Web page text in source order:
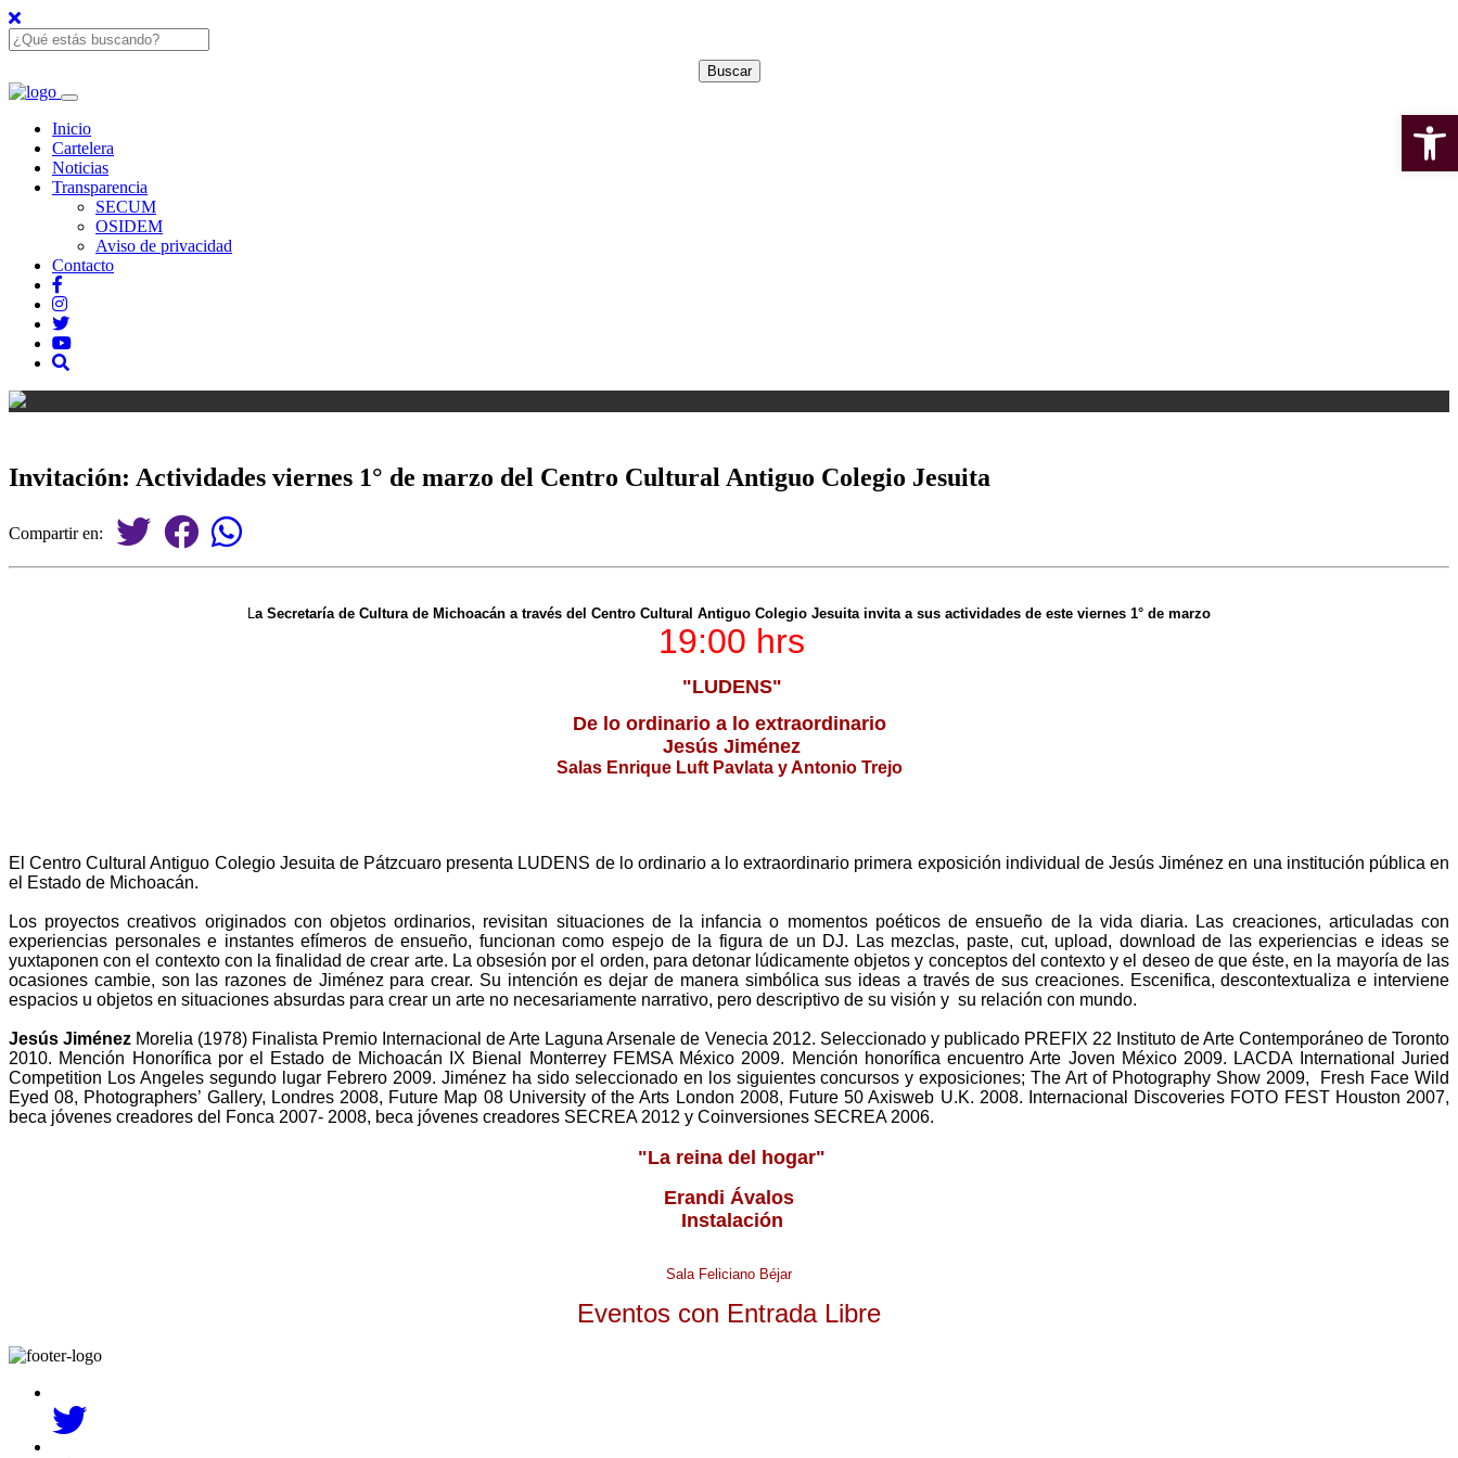
Inicio
Cartelera
Noticias
Transparencia
SECUM
OSIDEM
Aviso de privacidad
Contacto
Invitación: Actividades viernes 1° de marzo del Centro Cultural Antiguo Colegio Jesuita
Compartir en:
a Secretaría de Cultura de Michoacán a través del Centro Cultural Antiguo Colegio Jesuita invita a sus actividades de este viernes 1° de marzo
19:00 hrs
"LUDENS"
De lo ordinario a lo extraordinario
Jesús Jiménez
Salas Enrique Luft Pavlata y Antonio Trejo
El Centro Cultural Antiguo Colegio Jesuita de Pátzcuaro presenta LUDENS de lo ordinario a lo extraordinario primera exposición individual de Jesús Jiménez en una institución pública en
el Estado de Michoacán.
Los proyectos creativos originados con objetos ordinarios, revisitan situaciones de la infancia o momentos poéticos de ensueño de la vida diaria. Las creaciones, articuladas con
experiencias personales e instantes efímeros de ensueño, funcionan como espejo de la figura de un DJ. Las mezclas, paste, cut, upload, download de las experiencias e ideas se
yuxtaponen con el contexto con la finalidad de crear arte. La obsesión por el orden, para detonar lúdicamente objetos y conceptos del contexto y el deseo de que éste, en la mayoría de las
ocasiones cambie, son las razones de Jiménez para crear. Su intención es dejar de manera simbólica sus ideas a través de sus creaciones. Escenifica, descontextualiza e interviene
espacios u objetos en situaciones absurdas para crear un arte no necesariamente narrativo, pero descriptivo de su visión y su relación con mundo.
Jesús Jiménez Morelia (1978) Finalista Premio Internacional de Arte Laguna Arsenale de Venecia 2012. Seleccionado y publicado PREFIX 22 Instituto de Arte Contemporáneo de Toronto
2010. Mención Honorífica por el Estado de Michoacán IX Bienal Monterrey FEMSA México 2009. Mención honorífica encuentro Arte Joven México 2009. LACDA International Juried
Competition Los Angeles segundo lugar Febrero 2009. Jiménez ha sido seleccionado en los siguientes concursos y exposiciones; The Art of Photography Show 2009, Fresh Face Wild
Eyed 08, Photographers’ Gallery, Londres 2008, Future Map 08 University of the Arts London 2008, Future 50 Axisweb U.K. 2008. Internacional Discoveries FOTO FEST Houston 2007,
beca jóvenes creadores del Fonca 2007- 2008, beca jóvenes creadores SECREA 2012 y Coinversiones SECREA 2006.
"La reina del hogar"
Erandi Ávalos
Instalación
Sala Feliciano Béjar
Eventos con Entrada Libre